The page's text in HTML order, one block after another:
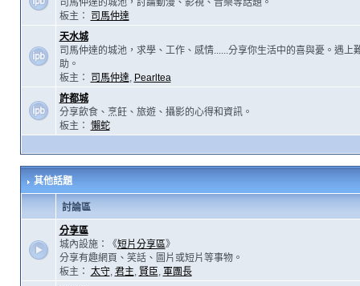
司馬仲達的城池，討論動漫、影視、音樂等話題。
板主：
司馬仲達
天水城
司馬仲達的城池，求學、工作、感情......分享你生活中的喜與憂。遇上
助。
板主：
司馬仲達, Pearltea
許都城
分享飲食、烹飪、旅遊、攝影的心得和資訊。
板主： 懶蛇
其他話題
討論區
分享區
城內設施：《短片分享區》
分享有趣網頁、笑話、圖片或短片等事物。
板主： 太守, 君主, 賢臣, 軍團長